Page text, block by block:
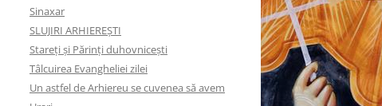
Sinaxar
SLUJIRI ARHIEREȘTI
Stareți și Părinți duhovnicești
Tâlcuirea Evangheliei zilei
Un astfel de Arhiereu se cuvenea să avem